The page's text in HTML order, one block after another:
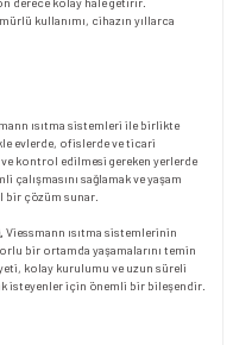
kullanımı, cihazın yıllarca
ısıtma sistemleri ile birlikte
evlerde, ofislerde ve ticari
ve kontrol edilmesi gereken yerlerde
sağlamak ve yaşam
bir çözüm sunar.
Viessmann ısıtma sistemlerinin
bir ortamda yaşamalarını temin
kolay kurulumu ve uzun süreli
isteyenler için önemli bir bileşendir.